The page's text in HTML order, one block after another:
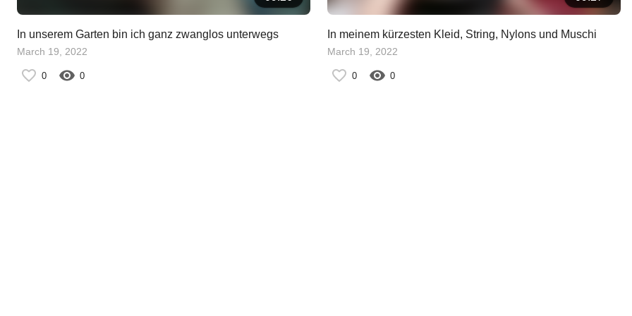
In unserem Garten bin ich ganz zwanglos unterwegs
March 19, 2022
0 0
In meinem kürzesten Kleid, String, Nylons und Muschi
March 19, 2022
0 0